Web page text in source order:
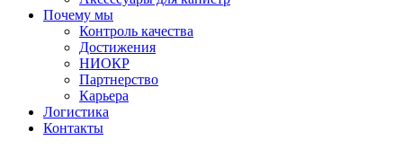
Почему мы
Контроль качества
Достижения
НИОКР
Партнерство
Карьера
Логистика
Контакты